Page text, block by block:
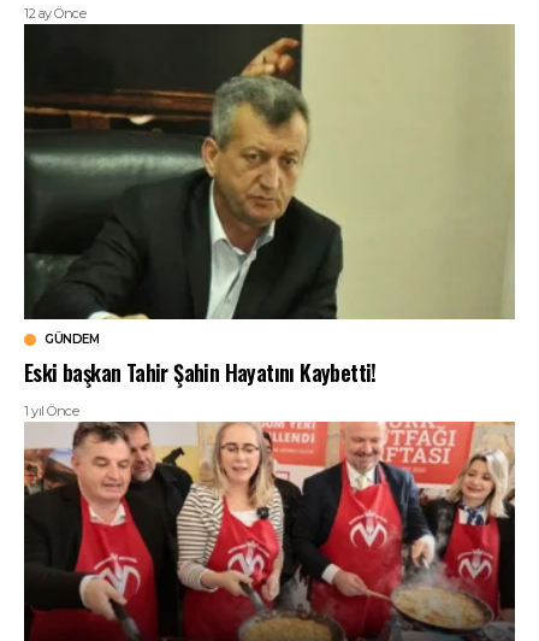
12 ay Önce
GÜNDEM
Eski başkan Tahir Şahin Hayatını Kaybetti!
1 yıl Önce